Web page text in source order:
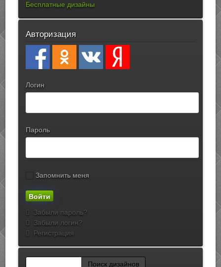
Бесплатные дизайны
Авторизация
Логин
Пароль
Запомнить меня
Забыли пароль?
Забыли логин?
Регистрация